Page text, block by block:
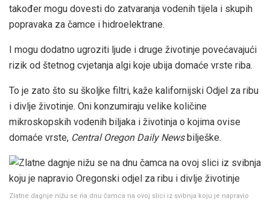
također mogu dovesti do zatvaranja vodenih tijela i skupih
popravaka za čamce i hidroelektrane.
I mogu dodatno ugroziti ljude i druge životinje povećavajući
rizik od štetnog cvjetanja algi koje ubija domaće vrste riba.
To je zato što su školjke filtri, kaže kalifornijski Odjel za ribu
i divlje životinje. Oni konzumiraju velike količine
mikroskopskih vodenih biljaka i životinja o kojima ovise
domaće vrste, Central Oregon Daily Newsbilješke.
Zlatne dagnje nižu se na dnu čamca na ovoj slici iz svibnja koju je napravio